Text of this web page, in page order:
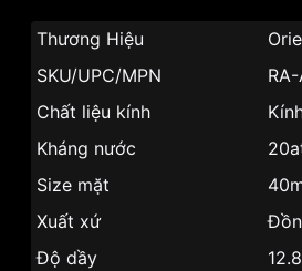
Thương Hiệu
SKU/UPC/MPN
Chất liệu kính
Kháng nước
Size mặt
Xuất xứ
Độ dầy